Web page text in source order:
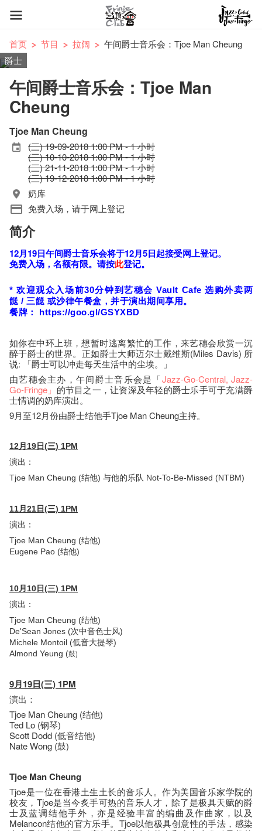
首页 节目 拉阔
午间爵士音乐会：Tjoe Man Cheung
爵士
午间爵士音乐会：Tjoe Man
Cheung
Tjoe Man Cheung
(三) 19-09-2018 1:00 PM - 1 小时
(三) 10-10-2018 1:00 PM - 1 小时
(三) 21-11-2018 1:00 PM - 1 小时
(三) 19-12-2018 1:00 PM - 1 小时
奶库
免费入场，请于网上登记
简介
12月19日午​间爵​士​音乐​会将于12月5日起接受网上登记。
免费入场，名额有限。请按此登记。
*欢迎观众入场前30分钟到艺穗会 Vault Cafe选购外卖两
餸 / 三餸 或沙律午餐盒，并于演出期间享用。
餐牌： https://goo.gl/GSYXBD
如你在中环上班，想暂时逃离繁忙的工作，来艺穗会欣赏一沉
醉于爵士的世界。正如爵士大师迈尔士戴维斯(Miles Davis) 所
说: 「爵士可以冲走每天生活中的尘埃。」
由艺穗会主办，午间爵士音乐会是「Jazz-Go-Central, Jazz-
Go-Fringe」 的节目之一，让资深及年轻的爵士乐手可于充满爵
士情调的奶库演出。
9月至12月份由爵士结他手Tjoe Man Cheung主持。
12月19日(三) 1PM
演出：
Tjoe Man Cheung (结他) 与他的乐队 Not-To-Be-Missed (NTBM)
11月21日(三) 1PM
演出：
Tjoe Man Cheung (结他)
Eugene Pao (结他)
10月10日(三) 1PM
演出：
Tjoe Man Cheung (结他)
De'Sean Jones (次中音色士风)
Michele Montoil (低音大提琴)
Almond Yeung (鼓)
9月19日(三) 1PM
演出：
Tjoe Man Cheung (结他)
Ted Lo (钢琴)
Scott Dodd (低音结他)
Nate Wong (鼓)
Tjoe Man Cheung
Tjoe是一位在香港土生土长的音乐人。作为美国音乐家学院的
校友，Tjoe是当今炙手可热的音乐人才，除了是极具天赋的爵
士及蓝调结他手外，亦是经验丰富的编曲及作曲家，以及
Melancon结他的官方乐手。Tjoe以他极具创意性的手法，感染